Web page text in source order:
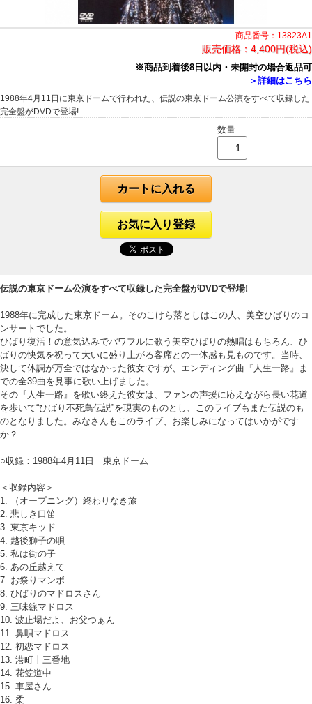
商品番号：13823A1
販売価格： 4,400円(税込)
※商品到着後8日以内・未開封の場合返品可
＞詳細はこちら
1988年4月11日に東京ドームで行われた、伝説の東京ドーム公演をすべて収録した
完全盤がDVDで登場!
数量
カートに入れる
お気に入り登録
伝説の東京ドーム公演をすべて収録した完全盤がDVDで登場!
1988年に完成した東京ドーム。そのこけら落としはこの人、美空ひばりのコ
ンサートでした。
ひばり復活！の意気込みでパワフルに歌う美空ひばりの熱唱はもちろん、ひ
ばりの快気を祝って大いに盛り上がる客席との一体感も見ものです。当時、
決して体調が万全ではなかった彼女ですが、エンディング曲『人生一路』ま
での全39曲を見事に歌い上げました。
その『人生一路』を歌い終えた彼女は、ファンの声援に応えながら長い花道
を歩いて“ひばり不死鳥伝説”を現実のものとし、このライブもまた伝説のも
のとなりました。みなさんもこのライブ、お楽しみになってはいかがです
か？
○収録：1988年4月11日 東京ドーム
＜収録内容＞
1. （オープニング）終わりなき旅
2. 悲しき口笛
3. 東京キッド
4. 越後獅子の唄
5. 私は街の子
6. あの丘越えて
7. お祭りマンボ
8. ひばりのマドロスさん
9. 三味線マドロス
10. 波止場だよ、お父つぁん
11. 鼻唄マドロス
12. 初恋マドロス
13. 港町十三番地
14. 花笠道中
15. 車屋さん
16. 柔